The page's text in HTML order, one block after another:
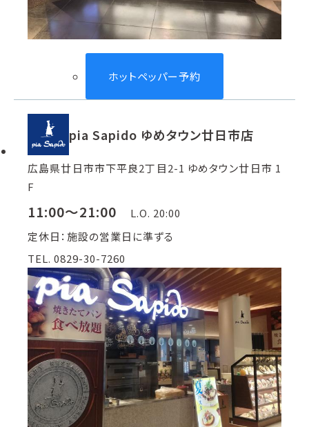
ホットペッパー予約
pia Sapido ゆめタウン廿日市店
広島県廿日市市下平良2丁目2-1 ゆめタウン廿日市 1
F
11:00～21:00
L.O. 20:00
定休日：施設の営業日に準ずる
TEL. 0829-30-7260